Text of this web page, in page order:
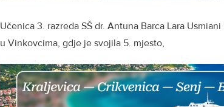
Učenica 3. razreda SŠ dr. Antuna Barca Lara
u Vinkovcima, gdje je svojila 5. mjesto,